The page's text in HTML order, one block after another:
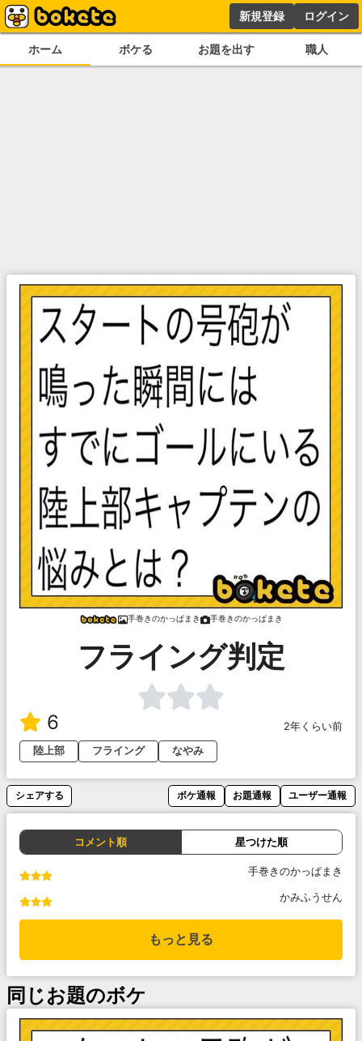
新規登録 ログイン
ホーム ボケる お題を出す 職人
手巻きのかっぱまき 手巻きのかっぱまき
フライング判定
6
2年くらい前
陸上部
フライング なやみ
シェアする ボケ通報 お題通報 ユーザー通報
コメント順 星つけた順
手巻きのかっぱまき
かみふうせん
もっと見る
同じお題のボケ